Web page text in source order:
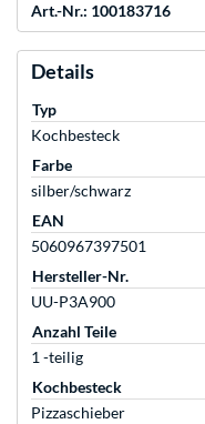
Art.-Nr.: 100183716
Details
Typ
Kochbesteck
Farbe
silber/schwarz
EAN
5060967397501
Hersteller-Nr.
UU-P3A900
Anzahl Teile
1 -teilig
Kochbesteck
Pizzaschieber